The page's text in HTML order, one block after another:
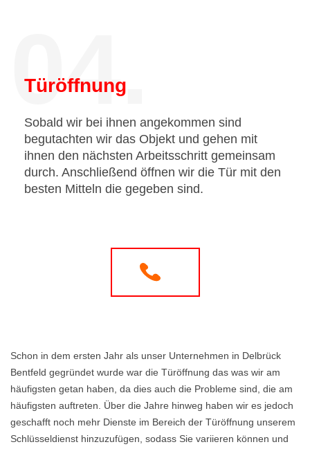
04.
Türöffnung
Sobald wir bei ihnen angekommen sind
begutachten wir das Objekt und gehen mit
ihnen den nächsten Arbeitsschritt gemeinsam
durch. Anschließend öffnen wir die Tür mit den
besten Mitteln die gegeben sind.
Schon in dem ersten Jahr als unser Unternehmen in Delbrück
Bentfeld gegründet wurde war die Türöffnung das was wir am
häufigsten getan haben, da dies auch die Probleme sind, die am
häufigsten auftreten. Über die Jahre hinweg haben wir es jedoch
geschafft noch mehr Dienste im Bereich der Türöffnung unserem
Schlüsseldienst hinzuzufügen, sodass Sie variieren können und